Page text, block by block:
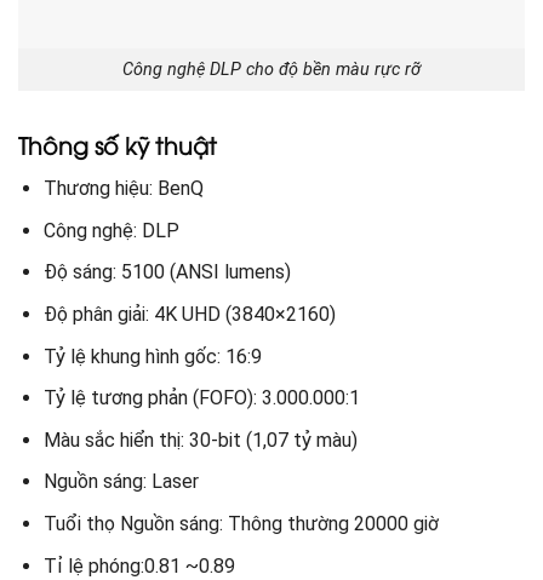
Công nghệ DLP cho độ bền màu rực rỡ
Thông số kỹ thuật
Thương hiệu: BenQ
Công nghệ: DLP
Độ sáng: 5100 (ANSI lumens)
Độ phân giải: 4K UHD (3840×2160)
Tỷ lệ khung hình gốc: 16:9
Tỷ lệ tương phản (FOFO): 3.000.000:1
Màu sắc hiển thị: 30-bit (1,07 tỷ màu)
Nguồn sáng: Laser
Tuổi thọ Nguồn sáng: Thông thường 20000 giờ
Tỉ lệ phóng:0.81 ~0.89